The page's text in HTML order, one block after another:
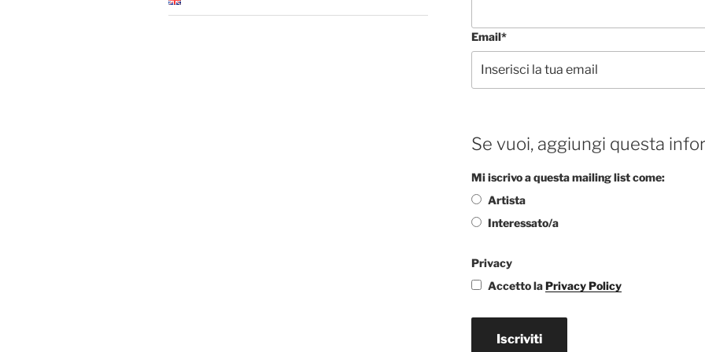
Email*
Se vuoi, aggiungi questa
Mi iscrivo a questa mailing list come:
Artista
Interessato/a
Privacy
Accetto laPrivacy Policy
Iscriviti